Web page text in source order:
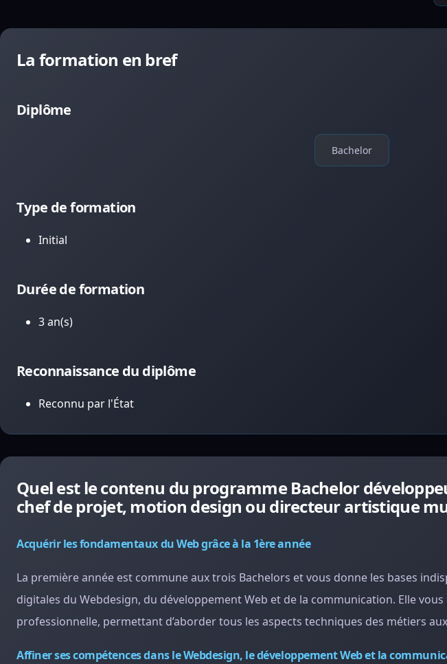
La formation en bref
Diplôme
Bachelor
Type de formation
Initial
Durée de formation
3 an(s)
Reconnaissance du diplôme
Reconnu par l'État
Quel est le contenu du programme Bachelor
chef de projet, motion design ou directeur artistique
Acquérir les fondamentaux du Web grâce à la 1ère année
La première année est commune aux trois Bachelors et vous donne les bases
digitales du Webdesign, du développement Web et de la communication. Elle
professionnelle, permettant d’aborder tous les aspects techniques des métiers
Affiner ses compétences dans le Webdesign, le développement Web et la